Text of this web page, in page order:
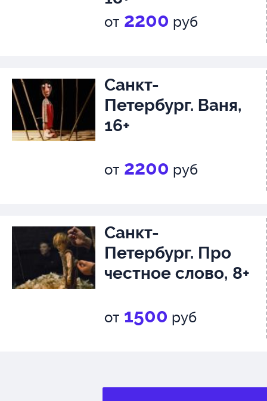
от 2200 руб
Санкт-
Петербург. Ваня,
16+
от 2200 руб
Санкт-
Петербург. Про
честное слово, 8+
от 1500 руб